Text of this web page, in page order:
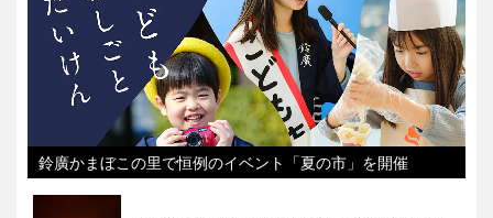
鈴廣かまぼこの里で恒例のイベント「夏の市」を開催